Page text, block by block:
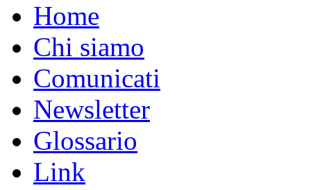
Home
Chi siamo
Comunicati
Newsletter
Glossario
Link